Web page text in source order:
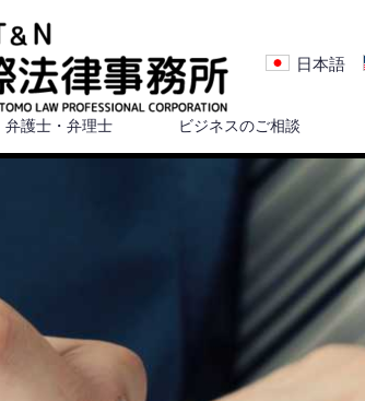
日本語
弁護士・弁理士 ビジネスのご相談